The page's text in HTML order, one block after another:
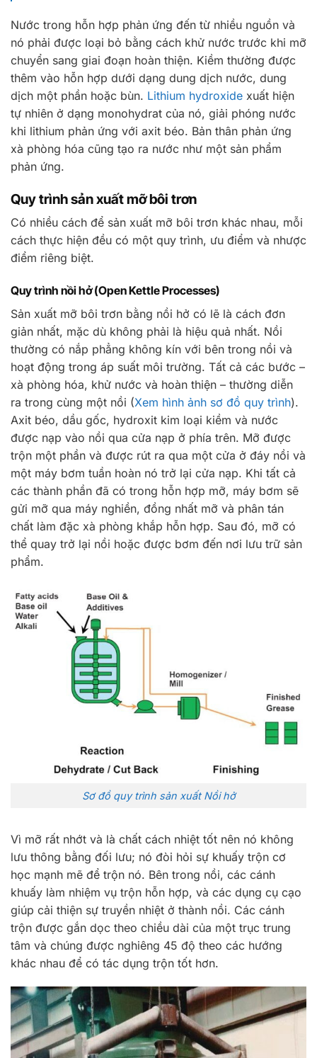
Nước trong hỗn hợp phản ứng đến từ nhiều nguồn và
nó phải được loại bỏ bằng cách khử nước trước khi mỡ
chuyển sang giai đoạn hoàn thiện. Kiềm thường được
thêm vào hỗn hợp dưới dạng dung dịch nước, dung
dịch một phần hoặc bùn. Lithium hydroxide xuất hiện
tự nhiên ở dạng monohydrat của nó, giải phóng nước
khi lithium phản ứng với axit béo. Bản thân phản ứng
xà phòng hóa cũng tạo ra nước như một sản phẩm
phản ứng.
Quy trình sản xuất mỡ bôi trơn
Có nhiều cách để sản xuất mỡ bôi trơn khác nhau, mỗi
cách thực hiện đều có một quy trình, ưu điểm và nhược
điểm riêng biệt.
Quy trình nồi hở (Open Kettle Processes)
Sản xuất mỡ bôi trơn bằng nồi hở có lẽ là cách đơn
giản nhất, mặc dù không phải là hiệu quả nhất. Nồi
thường có nắp phẳng không kín với bên trong nồi và
hoạt động trong áp suất môi trường. Tất cả các bước –
xà phòng hóa, khử nước và hoàn thiện – thường diễn
ra trong cùng một nồi (Xem hình ảnh sơ đồ quy trình).
Axit béo, dầu gốc, hydroxit kim loại kiềm và nước
được nạp vào nồi qua cửa nạp ở phía trên. Mỡ được
trộn một phần và được rút ra qua một cửa ở đáy nồi và
một máy bơm tuần hoàn nó trở lại cửa nạp. Khi tất cả
các thành phần đã có trong hỗn hợp mỡ, máy bơm sẽ
gửi mỡ qua máy nghiền, đồng nhất mỡ và phân tán
chất làm đặc xà phòng khắp hỗn hợp. Sau đó, mỡ có
thể quay trở lại nồi hoặc được bơm đến nơi lưu trữ sản
phẩm.
Sơ đồ quy trình sản xuất Nồi hở
Vì mỡ rất nhớt và là chất cách nhiệt tốt nên nó không
lưu thông bằng đối lưu; nó đòi hỏi sự khuấy trộn cơ
học mạnh mẽ để trộn nó. Bên trong nồi, các cánh
khuấy làm nhiệm vụ trộn hỗn hợp, và các dụng cụ cạo
giúp cải thiện sự truyền nhiệt ở thành nồi. Các cánh
trộn được gắn dọc theo chiều dài của một trục trung
tâm và chúng được nghiêng 45 độ theo các hướng
khác nhau để có tác dụng trộn tốt hơn.